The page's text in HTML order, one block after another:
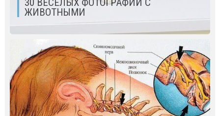
30 ВЕСЕЛЫХ ФОТОГРАФИЙ С
ЖИВОТНЫМИ